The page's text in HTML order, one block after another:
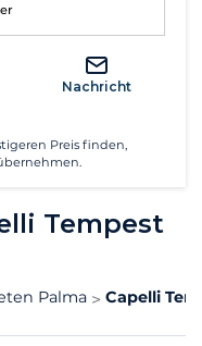
Tempest
Palma Capelli
Nachricht
Preis finden,